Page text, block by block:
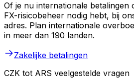
Of je nu internationale betalingen
FX-risicobeheer nodig hebt, bij
adres. Plan internationale
in meer dan 190 landen.
Zakelijke betalingen
CZK tot ARS veelgestelde vragen